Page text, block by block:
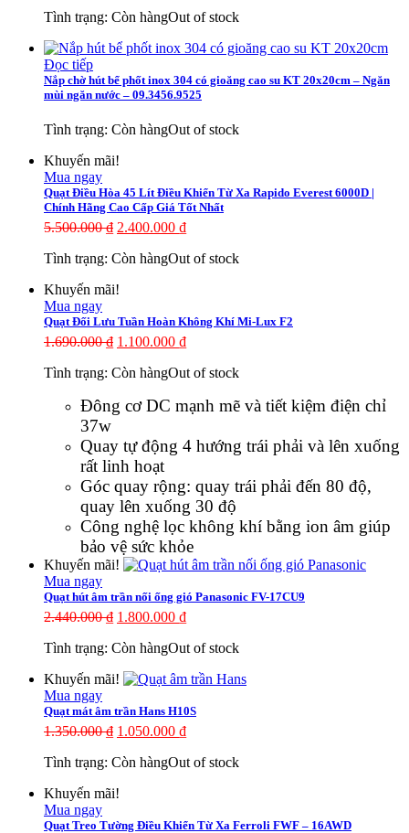
Tình trạng: Còn hàngOut of stock
Đọc tiếp
Nắp chờ hút bể phốt inox 304 có gioăng cao su KT 20x20cm – Ngăn
mùi ngăn nước – 09.3456.9525
Tình trạng: Còn hàngOut of stock
Khuyến mãi!
Mua ngay
Quạt Điều Hòa 45 Lít Điều Khiển Từ Xa Rapido Everest 6000D |
Chính Hãng Cao Cấp Giá Tốt Nhất
5.500.000₫ 2.400.000 ₫
Tình trạng: Còn hàngOut of stock
Khuyến mãi!
Mua ngay
Quạt Đối Lưu Tuần Hoàn Không Khí Mi-Lux F2
1.690.000₫ 1.100.000 ₫
Tình trạng: Còn hàngOut of stock
Đông cơ DC mạnh mẽ và tiết kiệm điện chỉ
37w
Quay tự động 4 hướng trái phải và lên xuống
rất linh hoạt
Góc quay rộng: quay trái phải đến 80 độ,
quay lên xuống 30 độ
Công nghệ lọc không khí bằng ion âm giúp
bảo vệ sức khỏe
Khuyến mãi!
Mua ngay
Quạt hút âm trần nối ống gió Panasonic FV-17CU9
2.440.000₫ 1.800.000 ₫
Tình trạng: Còn hàngOut of stock
Khuyến mãi!
Mua ngay
Quạt mát âm trần Hans H10S
1.350.000₫ 1.050.000 ₫
Tình trạng: Còn hàngOut of stock
Khuyến mãi!
Mua ngay
Quạt Treo Tường Điều Khiển Từ Xa Ferroli FWF – 16AWD